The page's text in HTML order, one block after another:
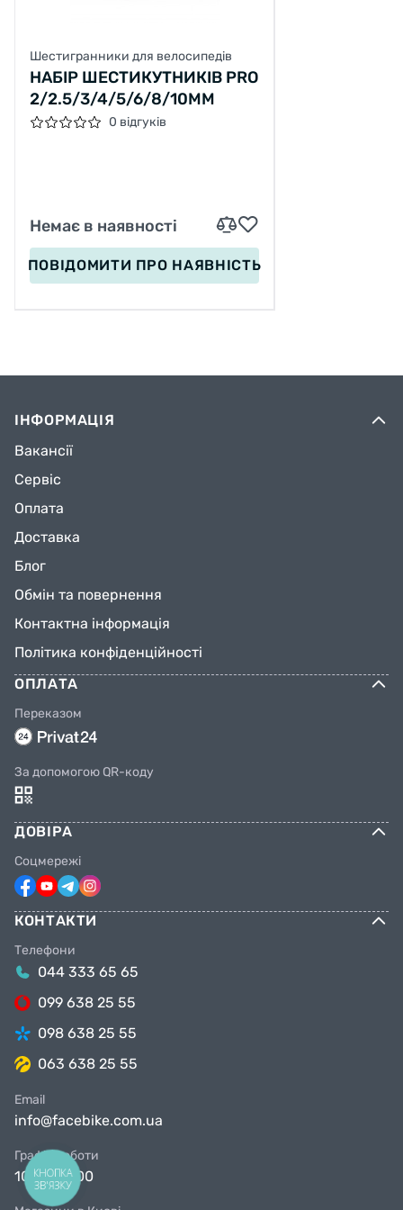
Шестигранники для велосипедів
НАБІР ШЕСТИКУТНИКІВ PRO
2/2.5/3/4/5/6/8/10MM
0 відгуків
Немає в наявності
ПОВІДОМИТИ ПРО НАЯВНІСТЬ
ІНФОРМАЦІЯ
Вакансії
Сервіс
Оплата
Доставка
Блог
Обмін та повернення
Контактна інформація
Політика конфіденційності
ОПЛАТА
Переказом
За допомогою QR-коду
ДОВІРА
Соцмережі
КОНТАКТИ
Телефони
044 333 65 65
099 638 25 55
098 638 25 55
063 638 25 55
Email
info@facebike.com.ua
Графік роботи
10:00-19:00
КНОПКА
ЗВ'ЯЗКУ